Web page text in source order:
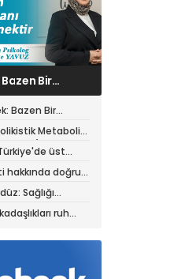
Over
hastaları için
rehberi
Bazen Bir
Metabolik
hastaları
beslenme
üst
hakkında doğru
Sağlığı
sınırlı
ruh